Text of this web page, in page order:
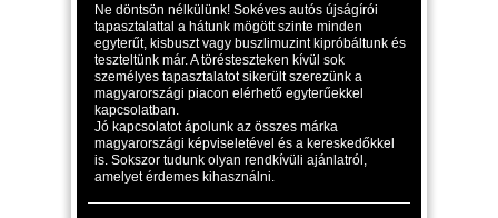
Ne döntsön nélkülünk! Sokéves autós újságírói
tapasztalattal a hátunk mögött szinte minden
egyterűt, kisbuszt vagy buszlimuzint kipróbáltunk és
teszteltünk már. A törésteszteken kívül sok
személyes tapasztalatot sikerült szerezünk a
magyarországi piacon elérhető egyterűekkel
kapcsolatban.
Jó kapcsolatot ápolunk az összes márka
magyarországi képviseletével és a kereskedőkkel
is. Sokszor tudunk olyan rendkívüli ajánlatról,
amelyet érdemes kihasználni.